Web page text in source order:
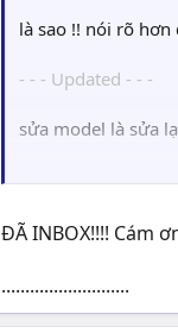
là sao !! nói rõ hơn
- - - Updated - - -
sửa model là sửa
- - - Updated - - -
nếu chỉ là cho
ĐÃ INBOX!!!! Cám
...........................